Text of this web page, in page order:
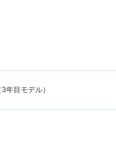
年目モデル）